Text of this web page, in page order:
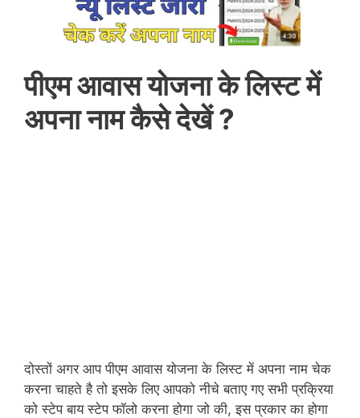
पीएम आवास योजना के लिस्ट में
अपना नाम कैसे देखें ?
दोस्तों अगर आप पीएम आवास योजना के लिस्ट में अपना नाम चेक
करना चाहते है तो इसके लिए आपको नीचे बताए गए सभी प्रक्रिया
को स्टेप बाय स्टेप फॉलो करना होगा जो की, इस प्रकार का होगा